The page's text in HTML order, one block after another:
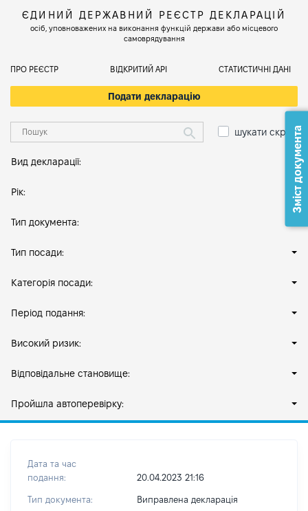
ЄДИНИЙ ДЕРЖАВНИЙ РЕЄСТР ДЕКЛАРАЦІЙ
осіб, уповноважених на виконання функцій держави або місцевого
самоврядування
ПРО РЕЄСТР ВІДКРИТИЙ АРІ СТАТИСТИЧНІ ДАНІ
Подати декларацію
шукати скрізь
Вид декларації:
Рік:
Тип документа:
Тип посади:
Категорія посади:
Період подання:
Високий ризик:
Відповідальне становище:
Пройшла автоперевірку:
Дата та час
подання:
20.04.2023 21:16
Тип документа: Виправлена декларація
Зміст документа